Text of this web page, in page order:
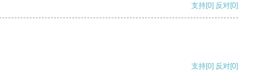
支持[0] 反对[0]
支持[0] 反对[0]